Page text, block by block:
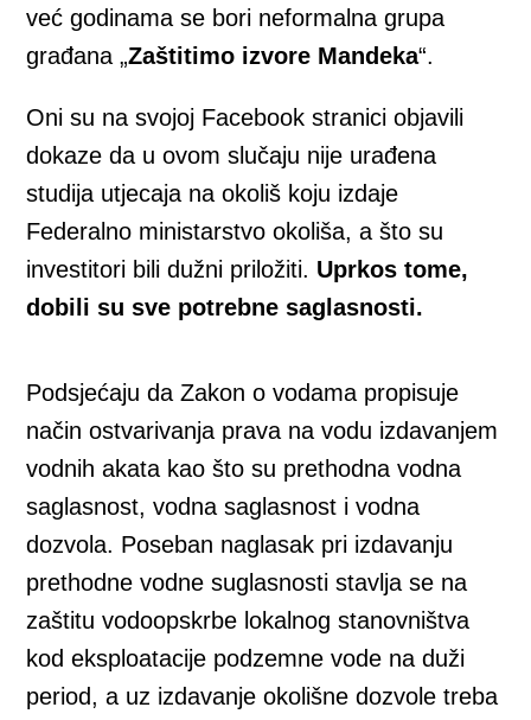
već godinama se bori neformalna grupa
građana „Zaštitimo izvore Mandeka“.
Oni su na svojoj Facebook stranici objavili
dokaze da u ovom slučaju nije urađena
studija utjecaja na okoliš koju izdaje
Federalno ministarstvo okoliša, a što su
investitori bili dužni priložiti. Uprkos tome,
dobili su sve potrebne saglasnosti.
Podsjećaju da Zakon o vodama propisuje
način ostvarivanja prava na vodu izdavanjem
vodnih akata kao što su prethodna vodna
saglasnost, vodna saglasnost i vodna
dozvola. Poseban naglasak pri izdavanju
prethodne vodne suglasnosti stavlja se na
zaštitu vodoopskrbe lokalnog stanovništva
kod eksploatacije podzemne vode na duži
period, a uz izdavanje okolišne dozvole treba